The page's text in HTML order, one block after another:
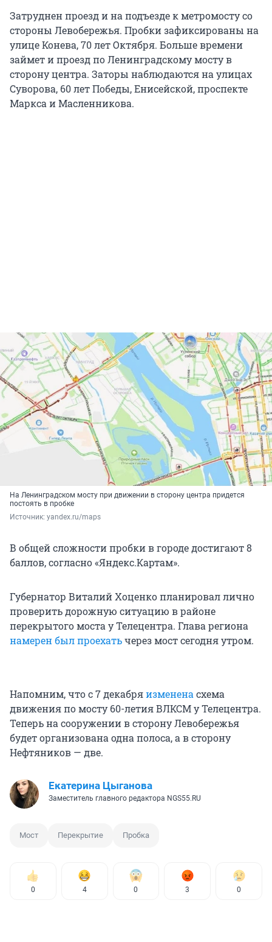
Затруднен проезд и на подъезде к метромосту со
стороны Левобережья. Пробки зафиксированы на
улице Конева, 70 лет Октября. Больше времени
займет и проезд по Ленинградскому мосту в
сторону центра. Заторы наблюдаются на улицах
Суворова, 60 лет Победы, Енисейской, проспекте
Маркса и Масленникова.
На Ленинградском мосту при движении в сторону центра придется
постоять в пробке
Источник: yandex.ru/maps
В общей сложности пробки в городе достигают 8
баллов, согласно «Яндекс.Картам».
Губернатор Виталий Хоценко планировал лично
проверить дорожную ситуацию в районе
перекрытого моста у Телецентра. Глава региона
намерен был проехатьчерез мост сегодня утром.
Напомним, что с 7 декабряизмененасхема
движения по мосту 60-летия ВЛКСМ у Телецентра.
Теперь на сооружении в сторону Левобережья
будет организована одна полоса, а в сторону
Нефтяников — две.
Екатерина Цыганова
Заместитель главного редактора NGS55.RU
Мост Перекрытие Пробка
0 4 0 3 0